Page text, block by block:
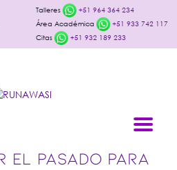
Talleres
+51 964 364 234
Área Académica
+51 933 742 117
Citas
+51 932 189 233
EL PASADO PARA